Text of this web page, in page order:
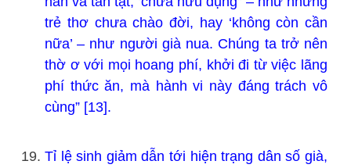
trẻ thơ chưa chào đời, hay ‘không còn cần
nữa’ – như người già nua. Chúng ta trở nên
thờ ơ với mọi hoang phí, khởi đi từ việc lãng
phí thức ăn, mà hành vi này đáng trách vô
cùng” [13].
Tỉ lệ sinh giảm dẫn tới hiện trạng dân số già,